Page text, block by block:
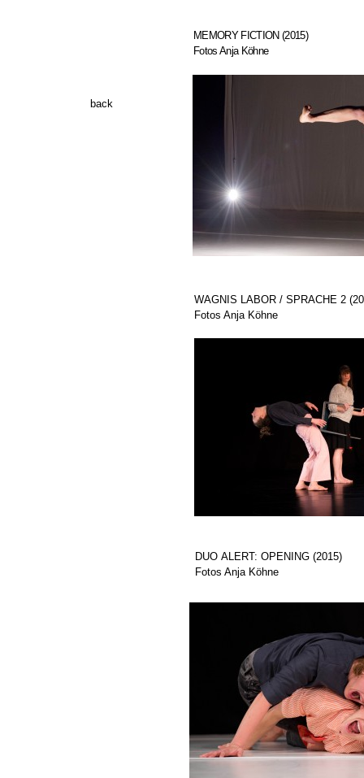
back
MEMORY FICTION (2015)
Fotos Anja Köhne
WAGNIS LABOR / SPRACHE 2
Fotos Anja Köhne
DUO ALERT: OPENING (2015)
Fotos Anja Köhne